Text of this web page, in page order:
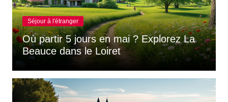
Séjour à l'étranger
Où partir 5 jours en mai ? Explorez La
Beauce dans le Loiret